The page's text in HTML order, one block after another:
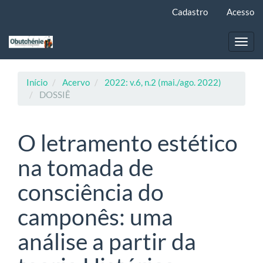
principal
Cadastro Acesso
Início Acervo
2022: v.6, n.2 (mai./ago. 2022)
DOSSIÊ
O letramento estético
na tomada de
consciência do
camponês: uma
análise a partir da